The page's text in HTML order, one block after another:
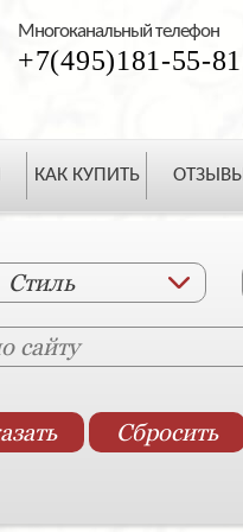
Многоканальный телефон
+7(495)181-55-81
КАК КУПИТЬ ОТЗЫВЫ
Стиль